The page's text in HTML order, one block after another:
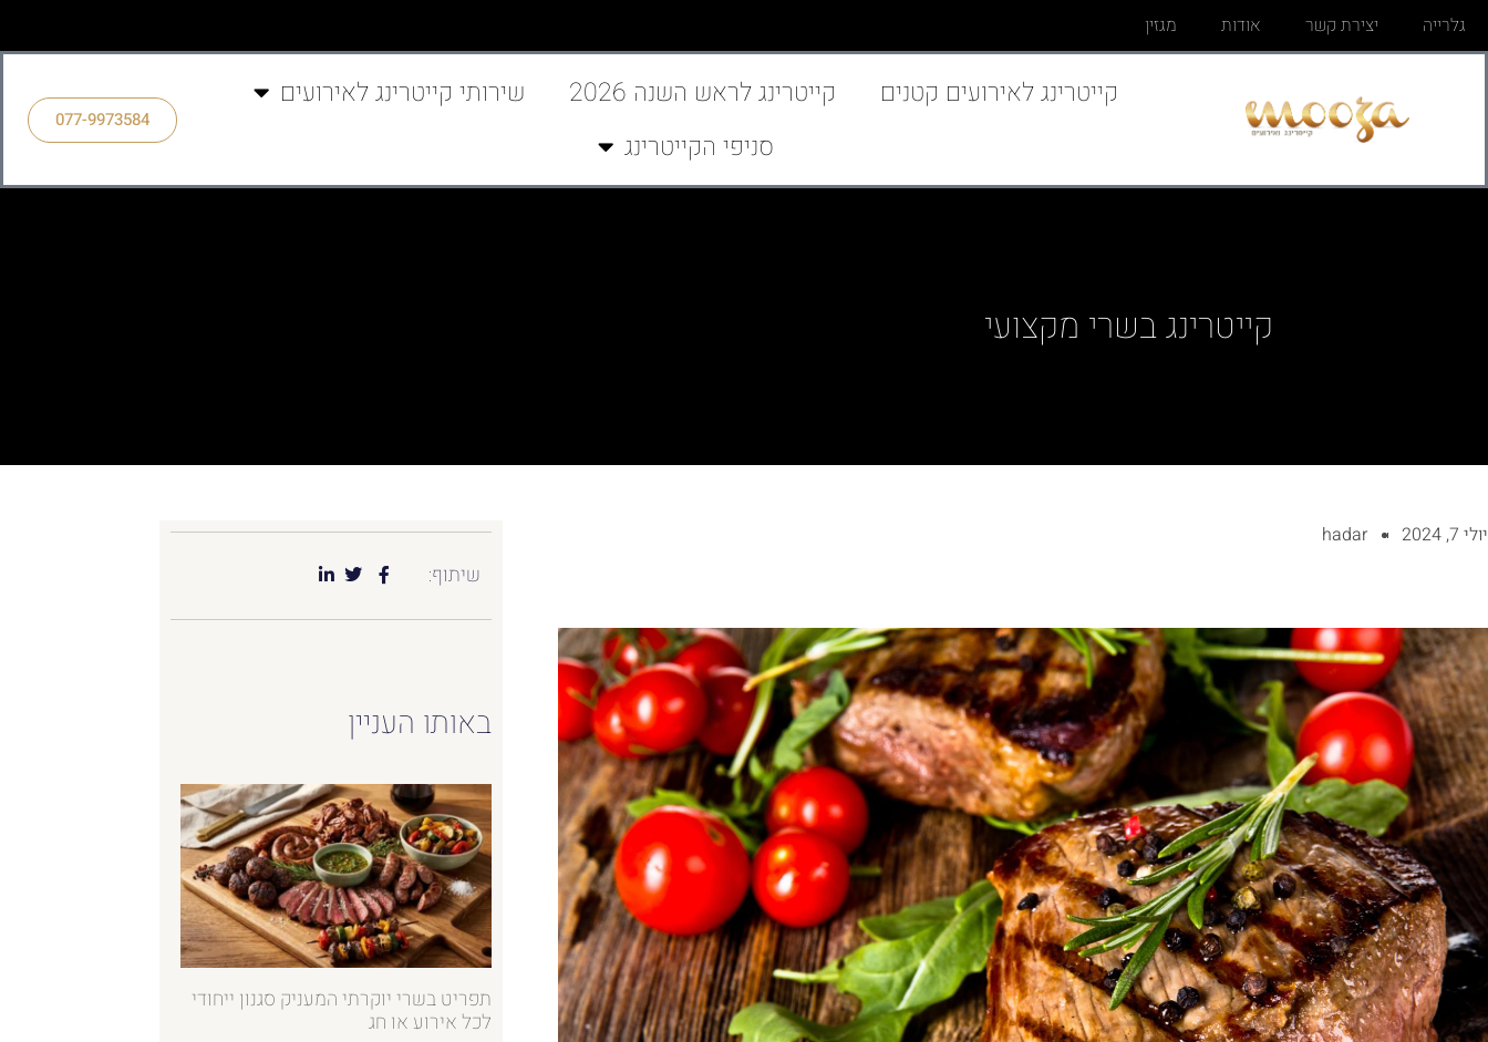
גלרייה יצירת קשר אודות מגזין
קייטרינג לאירועים קטנים קייטרינג לראש השנה 2026
שירותי קייטרינג לאירועים
סניפי הקייטרינג
077-9973584
קייטרינג בשרי מקצועי
יולי 7, 2024 hadar
שיתוף:
באותו העניין
תפריט בשרי יוקרתי המעניק סגנון ייחודי
לכל אירוע או חג